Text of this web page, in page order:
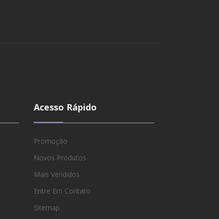
Acesso Rápido
Promoção
Novos Produtos
Mais Vendidos
Entre Em Contato
Sitemap